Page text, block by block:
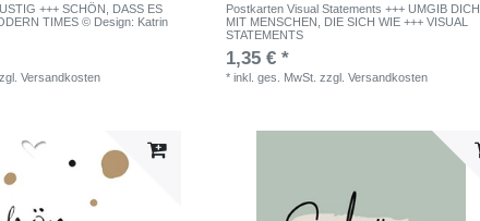
+++ SCHÖN, DASS ES
TIMES © Design: Katrin
Versandkosten
Postkarten Visual Statements +++ UMGIB DICH
MIT MENSCHEN, DIE SICH WIE +++ VISUAL
STATEMENTS
1,35 € *
*inkl. ges. MwSt. zzgl.Versandkosten